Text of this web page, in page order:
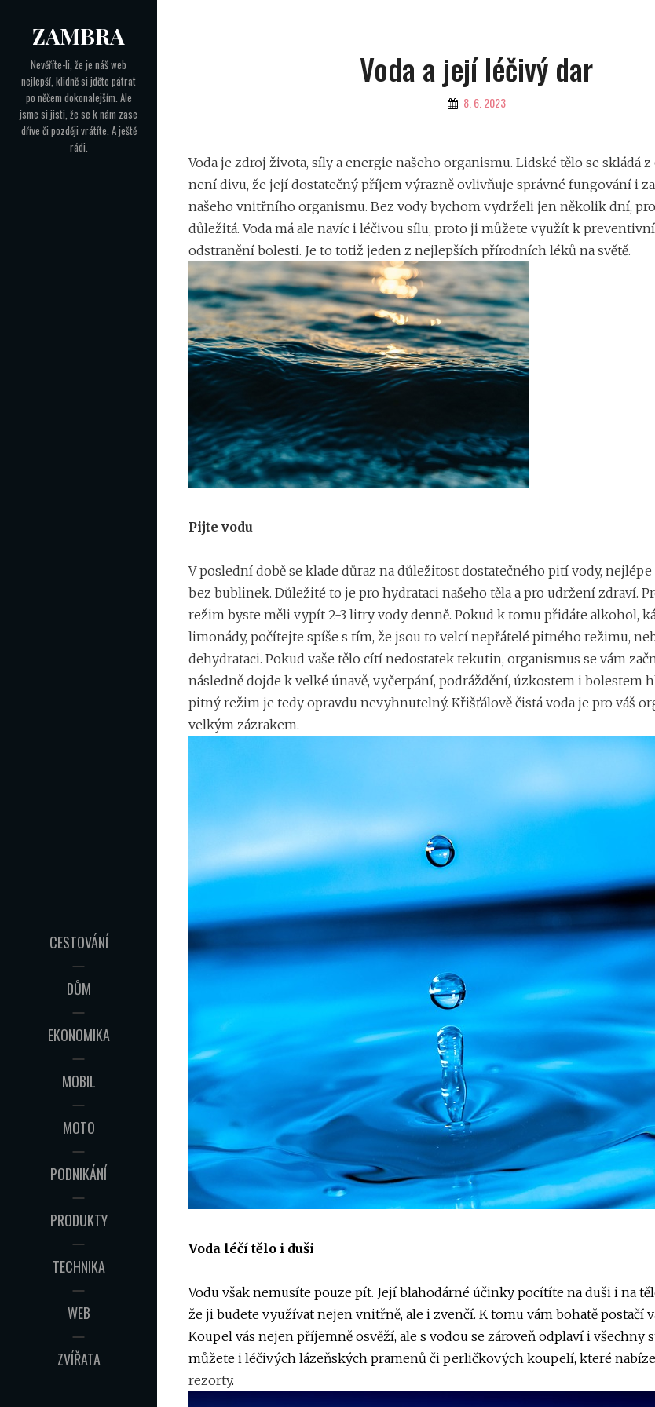
ZAMBRA
Nevěříte-li, že je náš web
nejlepší, klidně si jděte pátrat
po něčem dokonalejším. Ale
jsme si jisti, že se k nám zase
dříve či později vrátíte. A ještě
rádi.
CESTOVÁNÍ
DŮM
EKONOMIKA
MOBIL
MOTO
PODNIKÁNÍ
PRODUKTY
TECHNIKA
WEB
ZVÍŘATA
Voda a její léčivý dar
By 8. 6. 2023
Voda je zdroj života, síly a energie našeho organismu. Lidské tělo se skládá z
není divu, že její dostatečný příjem výrazně ovlivňuje správné fungování i
našeho vnitřního organismu. Bez vody bychom vydrželi jen několik dní,
důležitá. Voda má ale navíc i léčivou sílu, proto ji můžete využít k
odstranění bolesti. Je to totiž jeden z nejlepších přírodních léků na světě.
Pijte vodu
V poslední době se klade důraz na důležitost dostatečného pití vody, nejlépe
bez bublinek. Důležité to je pro hydrataci našeho těla a pro udržení zdraví.
režim byste měli vypít 2-3 litry vody denně. Pokud k tomu přidáte alkohol,
limonády, počítejte spíše s tím, že jsou to velcí nepřátelé pitného režimu,
dehydrataci. Pokud vaše tělo cítí nedostatek tekutin, organismus se vám
následně dojde k velké únavě, vyčerpání, podráždění, úzkostem i bolestem
pitný režim je tedy opravdu nevyhnutelný. Křišťálově čistá voda je pro váš
velkým zázrakem.
Voda léčí tělo i duši
Vodu však nemusíte pouze pít. Její blahodárné účinky pocítíte na duši i na
že ji budete využívat nejen vnitřně, ale i zvenčí. K tomu vám bohatě postačí
Koupel vás nejen příjemně osvěží, ale s vodou se zároveň odplaví i všechny
můžete i léčivých lázeňských pramenů či perličkových koupelí, které
rezorty.